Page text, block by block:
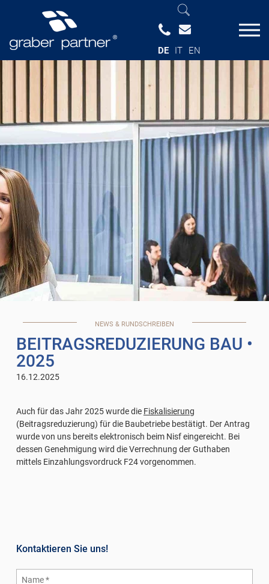
DE IT EN
NEWS & RUNDSCHREIBEN
BEITRAGSREDUZIERUNG BAU •
2025
16.12.2025
Auch für das Jahr 2025 wurde die Fiskalisierung
(Beitragsreduzierung) für die Baubetriebe bestätigt. Der Antrag
wurde von uns bereits elektronisch beim Nisf eingereicht. Bei
dessen Genehmigung wird die Verrechnung der Guthaben
mittels Einzahlungsvordruck F24 vorgenommen.
Kontaktieren Sie uns!